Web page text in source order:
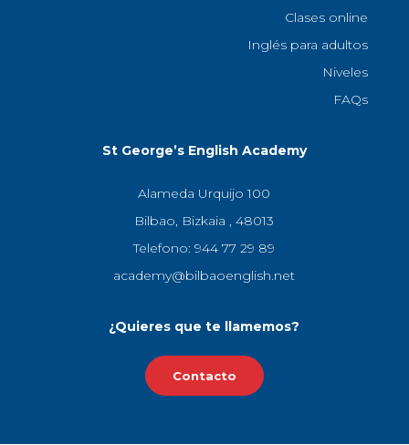
Clases online
Inglés para adultos
Niveles
FAQs
St George’s English Academy
Alameda Urquijo 100
Bilbao, Bizkaia , 48013
Telefono: 944 77 29 89
academy@bilbaoenglish.net
¿Quieres que te llamemos?
Contacto